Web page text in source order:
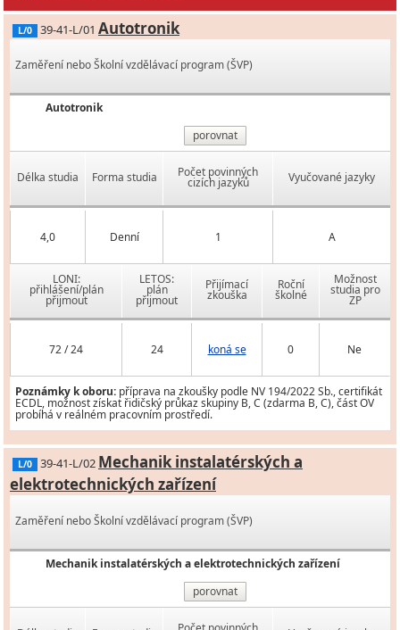
L/0 39-41-L/01 Autotronik
Zaměření nebo Školní vzdělávací program (ŠVP)
Autotronik
porovnat
Délka studia Forma studia Počet povinných
cizích jazyků Vyučované jazyky
4,0 Denní 1 A
LONI:
přihlášení/plán
přijmout
LETOS:
plán
přijmout
Přijímací
zkouška
Roční
školné
Možnost
studia pro
ZP
72 / 24 24 koná se 0 Ne
Poznámky k oboru: příprava na zkoušky podle NV 194/2022 Sb., certifikát
ECDL, možnost získat řidičský průkaz skupiny B, C (zdarma B, C), část OV
probíhá v reálném pracovním prostředí.
L/0 39-41-L/02 Mechanik instalatérských a
elektrotechnických zařízení
Zaměření nebo Školní vzdělávací program (ŠVP)
Mechanik instalatérských a elektrotechnických zařízení
porovnat